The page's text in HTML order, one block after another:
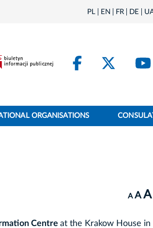
PL EN FR DE
Facebook
ORGANISATIONS
A A A
Centre at the Krakow House in